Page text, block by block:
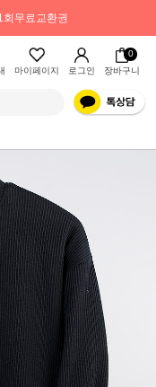
회무료교환권
마이페이지 로그인
0
장바구니